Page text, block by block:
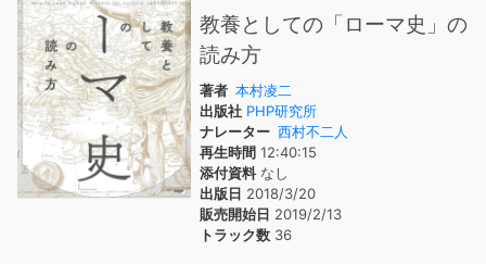
教養としての「ローマ史」の
読み方
著者 本村凌二
出版社 PHP研究所
ナレーター 西村不二人
再生時間 12:40:15
添付資料なし
出版日 2018/3/20
販売開始日 2019/2/13
トラック数 36